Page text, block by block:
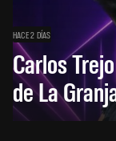
HACE 2 DÍAS
Carlos
de La